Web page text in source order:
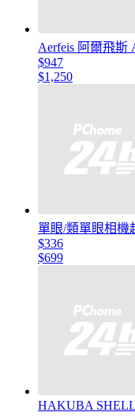
Aerfeis 阿爾飛斯
$947
$1,250
單眼/類單眼相機
$336
$699
HAKUBA